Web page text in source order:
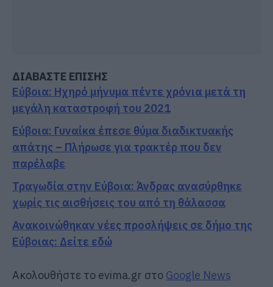
ΔΙΑΒΑΣΤΕ ΕΠΙΣΗΣ
Εύβοια: Ηχηρό μήνυμα πέντε χρόνια μετά τη
μεγάλη καταστροφή του 2021
Εύβοια: Γυναίκα έπεσε θύμα διαδικτυακής
απάτης – Πλήρωσε για τρακτέρ που δεν
παρέλαβε
Τραγωδία στην Εύβοια: Άνδρας ανασύρθηκε
χωρίς τις αισθήσεις του από τη θάλασσα
Ανακοινώθηκαν νέες προσλήψεις σε δήμο της
Εύβοιας: Δείτε εδώ
Ακολουθήστε το evima.gr στο Google News